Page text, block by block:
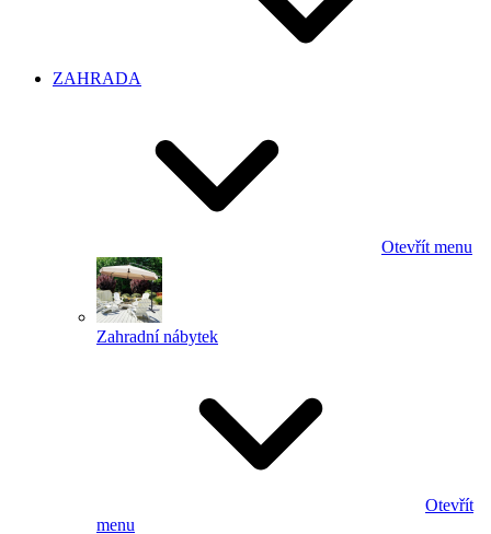
ZAHRADA
Otevřít menu
Zahradní nábytek
Otevřít
menu